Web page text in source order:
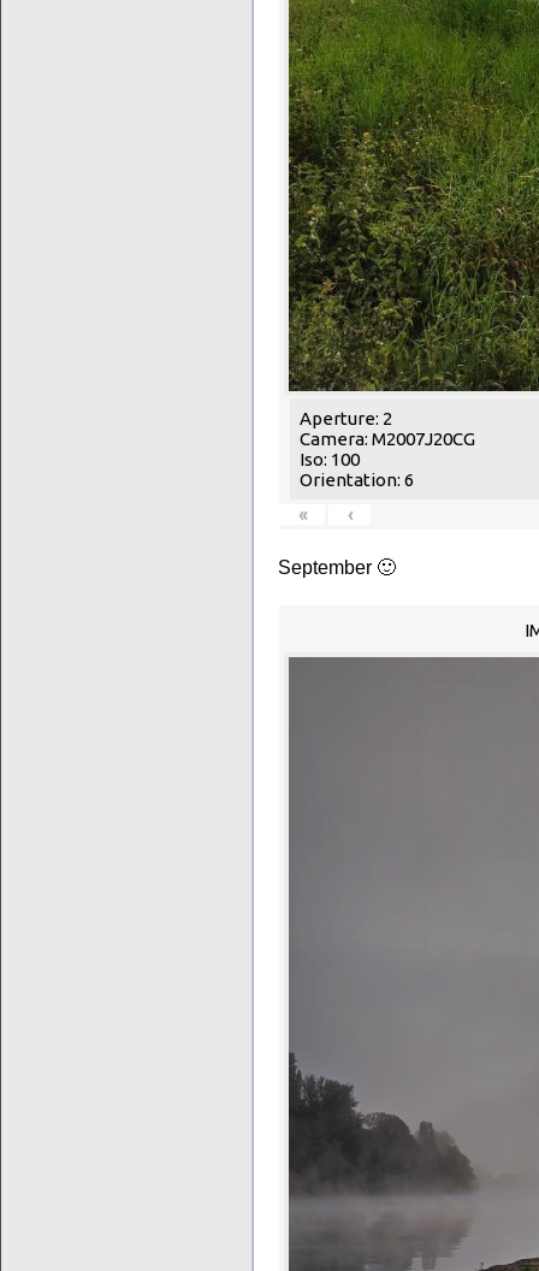
Aperture: 2
Camera: M2007J20CG
Iso: 100
Orientation: 6
«
‹
September 🙂